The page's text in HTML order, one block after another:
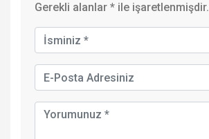
Gerekli alanlar * ile işaretlenmişdir.